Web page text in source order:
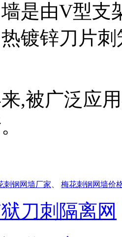
是由V型支
镀锌刀片
,被广泛应
刺钢网墙厂家、 梅花刺钢网墙价
刀刺隔离网